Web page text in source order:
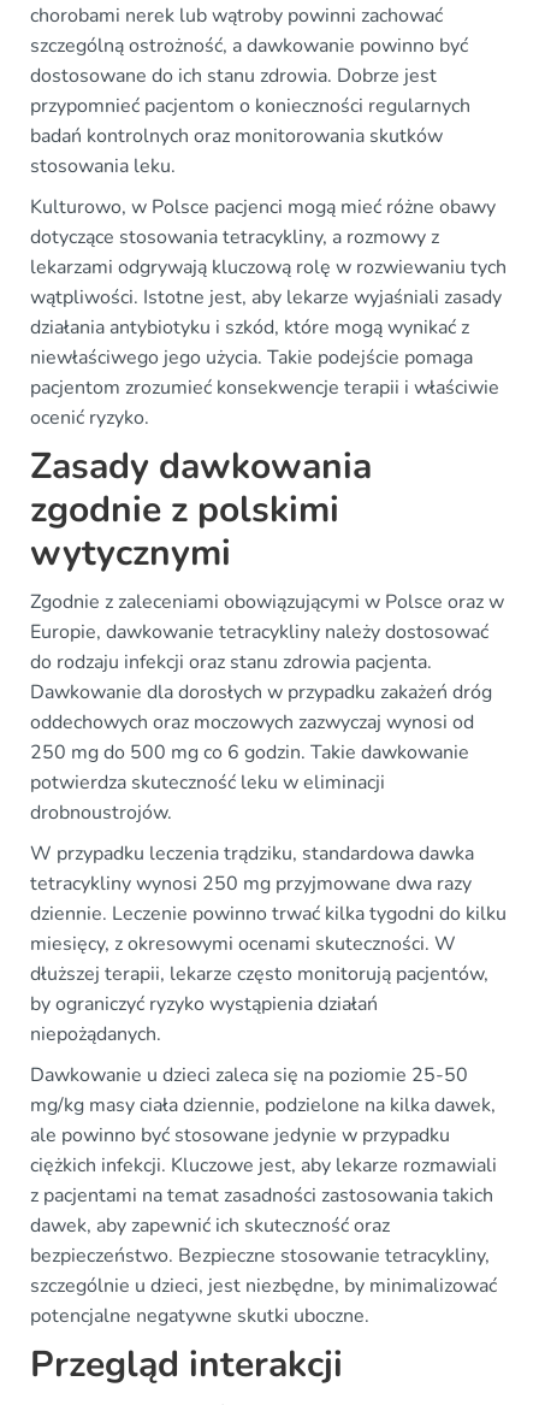
chorobami nerek lub wątroby powinni zachować
szczególną ostrożność, a dawkowanie powinno być
dostosowane do ich stanu zdrowia. Dobrze jest
przypomnieć pacjentom o konieczności regularnych
badań kontrolnych oraz monitorowania skutków
stosowania leku.
Kulturowo, w Polsce pacjenci mogą mieć różne obawy
dotyczące stosowania tetracykliny, a rozmowy z
lekarzami odgrywają kluczową rolę w rozwiewaniu tych
wątpliwości. Istotne jest, aby lekarze wyjaśniali zasady
działania antybiotyku i szkód, które mogą wynikać z
niewłaściwego jego użycia. Takie podejście pomaga
pacjentom zrozumieć konsekwencje terapii i właściwie
ocenić ryzyko.
Zasady dawkowania
zgodnie z polskimi
wytycznymi
Zgodnie z zaleceniami obowiązującymi w Polsce oraz w
Europie, dawkowanie tetracykliny należy dostosować
do rodzaju infekcji oraz stanu zdrowia pacjenta.
Dawkowanie dla dorosłych w przypadku zakażeń dróg
oddechowych oraz moczowych zazwyczaj wynosi od
250 mg do 500 mg co 6 godzin. Takie dawkowanie
potwierdza skuteczność leku w eliminacji
drobnoustrojów.
W przypadku leczenia trądziku, standardowa dawka
tetracykliny wynosi 250 mg przyjmowane dwa razy
dziennie. Leczenie powinno trwać kilka tygodni do kilku
miesięcy, z okresowymi ocenami skuteczności. W
dłuższej terapii, lekarze często monitorują pacjentów,
by ograniczyć ryzyko wystąpienia działań
niepożądanych.
Dawkowanie u dzieci zaleca się na poziomie 25-50
mg/kg masy ciała dziennie, podzielone na kilka dawek,
ale powinno być stosowane jedynie w przypadku
ciężkich infekcji. Kluczowe jest, aby lekarze rozmawiali
z pacjentami na temat zasadności zastosowania takich
dawek, aby zapewnić ich skuteczność oraz
bezpieczeństwo. Bezpieczne stosowanie tetracykliny,
szczególnie u dzieci, jest niezbędne, by minimalizować
potencjalne negatywne skutki uboczne.
Przegląd interakcji